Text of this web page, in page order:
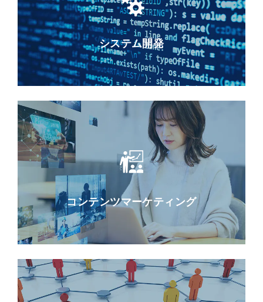
システム開発
コンテンツマーケティング